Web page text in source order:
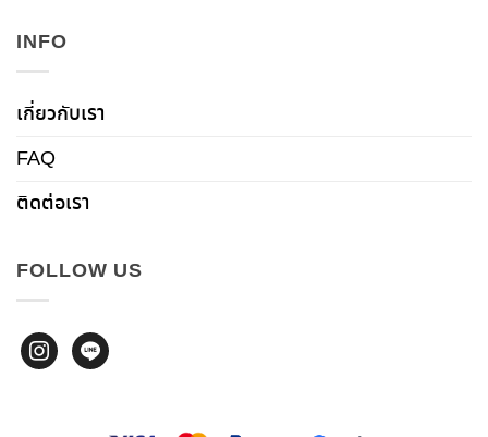
INFO
เกี่ยวกับเรา
FAQ
ติดต่อเรา
FOLLOW US
instagram
line